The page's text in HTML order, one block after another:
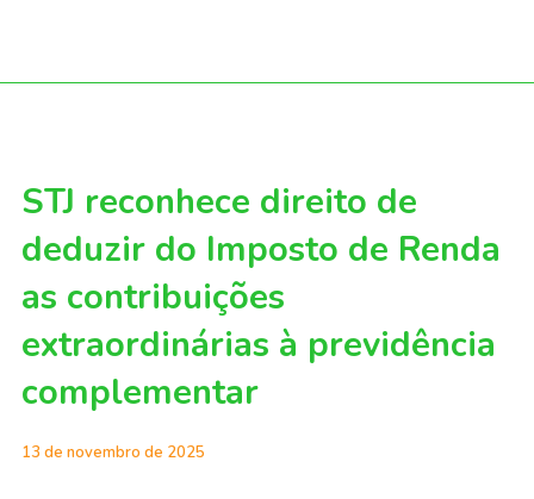
STJ reconhece direito de
deduzir do Imposto de Renda
as contribuições
extraordinárias à previdência
complementar
13 de novembro de 2025